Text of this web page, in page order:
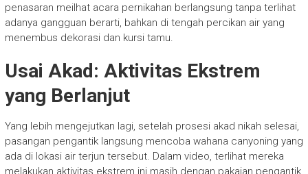
penasaran meilhat acara pernikahan berlangsung tanpa terlihat
adanya gangguan berarti, bahkan di tengah percikan air yang
menembus dekorasi dan kursi tamu.
Usai Akad: Aktivitas Ekstrem
yang Berlanjut
Yang lebih mengejutkan lagi, setelah prosesi akad nikah selesai,
pasangan pengantik langsung mencoba wahana canyoning yang
ada di lokasi air terjun tersebut. Dalam video, terlihat mereka
melakukan aktivitas ekstrem ini masih dengan pakaian pengantik